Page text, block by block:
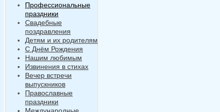
Профессиональные
праздники
Свадебные
поздравления
Детям и их родителям
С Днём Рождения
Нашим любимым
Извинения в стихах
Вечер встречи
выпускников
Православные
праздники
Международные